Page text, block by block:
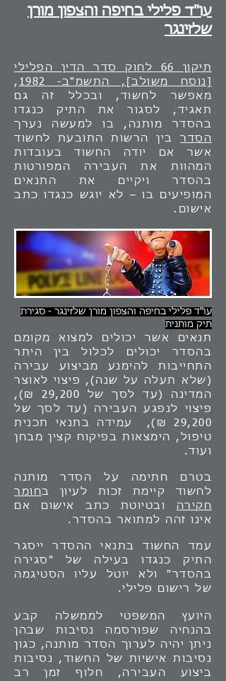
עו"ד פלילי בחיפה והצפון מורן
שלזינגר
תיקון 66 לחוק סדר הדין הפלילי
[נוסח משולב], התשמ"ב- 1982
,
מאפשר לחשוד, ובכלל זה גם
תאגיד, לסגור את התיק כנגדו
בהסדר מותנה, בו למעשה נערך
הסדר בין הרשות התובעת לחשוד
אשר אם יודה החשוד בעובדות
המהוות את העבירה המפורטות
בהסדר ויקיים את התנאים
המופיעים בו – לא יוגש כנגדו כתב
אישום.
עו"ד פלילי בחיפה והצפון מורן שלזינגר - סגירת
תיק מותנית
תנאים אשר יכולים למצוא מקומם
בהסדר יכולים לכלול בין היתר
התחייבות להימנע מביצוע עבירה
(שלא תעלה על שנה), פיצוי לאוצר
המדינה (עד לסך של 29,200 ₪),
פיצוי לנפגע העבירה (עד לסך של
29,200 ₪), עמידה בתנאי תכנית
טיפול, הימצאות בפיקוח קצין מבחן
ועוד.
בטרם חתימה על הסדר מותנה
לחשוד קיימת זכות לעיון בחומר
חקירה ובטיוטת כתב אישום אם
אינו זהה למתואר בהסדר.
עמד החשוד בתנאי ההסדר ייסגר
התיק כנגדו בעילה של "סגירה
בהסדר" ולא יוטל עליו הסטיגמה
של רישום פלילי.
היועץ המשפטי לממשלה קבע
בהנחיה שפורסמה נסיבות שבהן
ניתן יהיה לערוך הסדר מותנה, כגון
נסיבות אישיות של החשוד, נסיבות
ביצוע העבירה, חלוף זמן רב